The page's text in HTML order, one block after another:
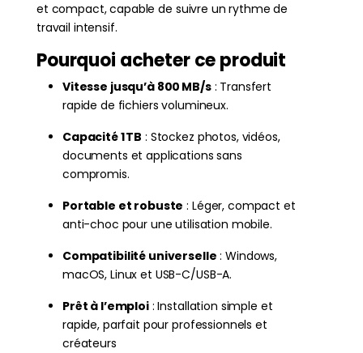
et compact, capable de suivre un rythme de
travail intensif.
Pourquoi acheter ce produit
Vitesse jusqu’à 800 MB/s: Transfert
rapide de fichiers volumineux.
Capacité 1 TB : Stockez photos, vidéos,
documents et applications sans
compromis.
Portable et robuste : Léger, compact et
anti-choc pour une utilisation mobile.
Compatibilité universelle : Windows,
macOS, Linux et USB-C/USB-A.
Prêt à l’emploi: Installation simple et
rapide, parfait pour professionnels et
créateurs